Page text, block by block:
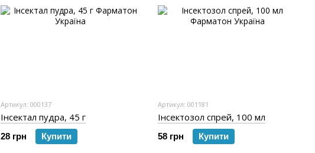
Артикул: 000137
Інсектал пудра, 45 г
28 грн Купити
Артикул: 001181
Інсектозол спрей, 100 мл
58 грн Купити